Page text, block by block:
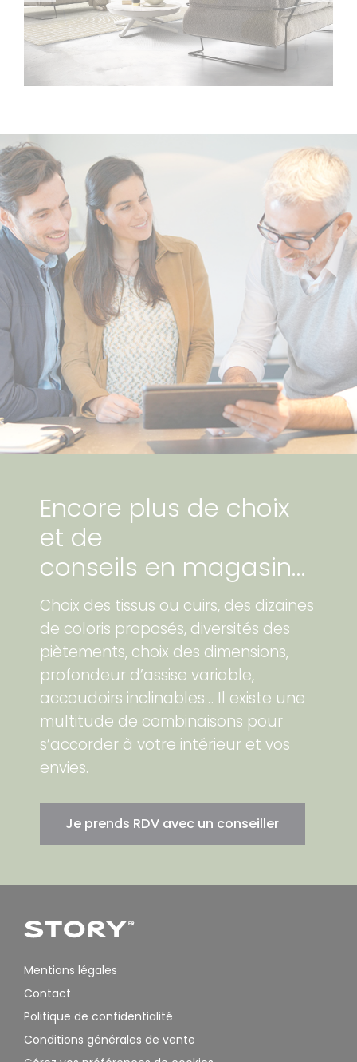
Encore plus de choix
et de
conseils en magasin…
Choix des tissus ou cuirs, des dizaines
de coloris proposés, diversités des
piètements, choix des dimensions,
profondeur d’assise variable,
accoudoirs inclinables… Il existe une
multitude de combinaisons pour
s’accorder à votre intérieur et vos
envies.
Je prends RDV avec un conseiller
Mentions légales
Contact
Politique de confidentialité
Conditions générales de vente